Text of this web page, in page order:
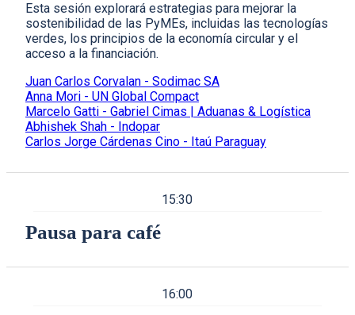
Esta sesión explorará estrategias para mejorar la
sostenibilidad de las PyMEs, incluidas las tecnologías
verdes, los principios de la economía circular y el
acceso a la financiación.
Juan Carlos Corvalan - Sodimac SA
Anna Mori - UN Global Compact
Marcelo Gatti - Gabriel Cimas | Aduanas & Logística
Abhishek Shah - Indopar
Carlos Jorge Cárdenas Cino - Itaú Paraguay
15:30
Pausa para café
16:00